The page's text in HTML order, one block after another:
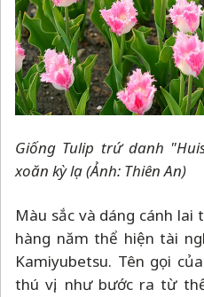
Giống Tulip trứ danh
xoăn kỳ lạ (Ảnh: Thiên An)
Màu sắc và dáng cánh lai
hàng năm thể hiện tài
Kamiyubetsu. Tên gọi
thú vị, như bước ra từ